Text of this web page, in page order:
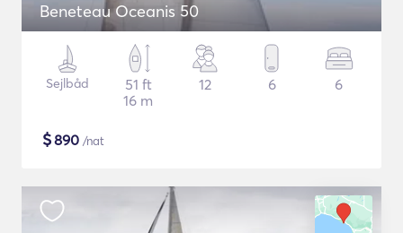
Beneteau Oceanis 50
Sejlbåd
51 ft
16 m
12 6 6
$890 /nat